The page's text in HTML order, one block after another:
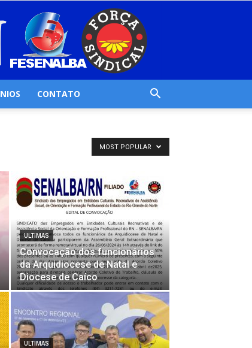
CONTATO
MOST POPULAR
ULTIMAS
Convocação dos funcionários
da Arquidiocese de Natal e
Diocese de Caíco
ULTIMAS